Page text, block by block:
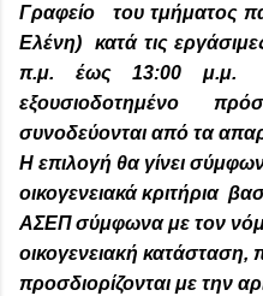
Γραφείο του τμήματος
Ελένη) κατά τις
π.μ. έως 13:00 μ.μ.
εξουσιοδοτημένο
συνοδεύονται από τα
Η επιλογή θα γίνει
οικογενειακά κριτήρια
ΑΣΕΠ σύμφωνα με τον
οικογενειακή
προσδιορίζονται με την